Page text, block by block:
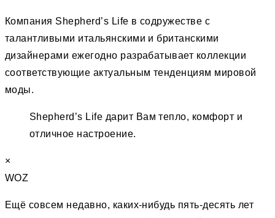
Компания Shepherd’s Life в содружестве с
талантливыми итальянскими и британскими
дизайнерами ежегодно разрабатывает коллекции
соответствующие актуальным тенденциям мировой
моды.
Shepherd’s Life дарит Вам тепло, комфорт и
отличное настроение.
×
WOZ
Ещё совсем недавно, каких-нибудь пять-десять лет